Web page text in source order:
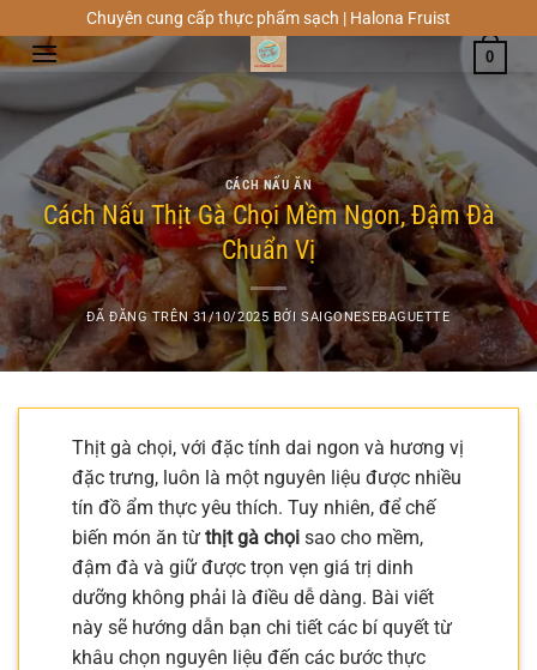
đến
nội
dung
Chuyên cung cấp thực phẩm sạch | Halona Fruist
0
CÁCH NẤU ĂN
Cách Nấu Thịt Gà Chọi Mềm Ngon, Đậm Đà
Chuẩn Vị
ĐÃ ĐĂNG TRÊN31/10/2025 BỞISAIGONESEBAGUETTE
Thịt gà chọi, với đặc tính dai ngon và hương vị
đặc trưng, luôn là một nguyên liệu được nhiều
tín đồ ẩm thực yêu thích. Tuy nhiên, để chế
biến món ăn từ thịt gà chọi sao cho mềm,
đậm đà và giữ được trọn vẹn giá trị dinh
dưỡng không phải là điều dễ dàng. Bài viết
này sẽ hướng dẫn bạn chi tiết các bí quyết từ
khâu chọn nguyên liệu đến các bước thực